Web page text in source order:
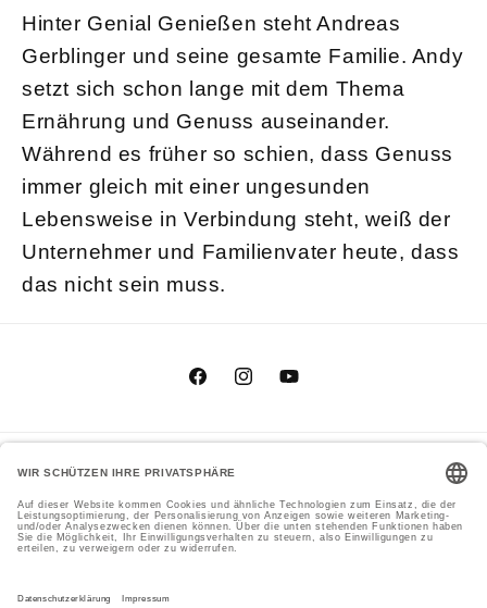
Hinter Genial Genießen steht Andreas
Gerblinger und seine gesamte Familie. Andy
setzt sich schon lange mit dem Thema
Ernährung und Genuss auseinander.
Während es früher so schien, dass Genuss
immer gleich mit einer ungesunden
Lebensweise in Verbindung steht, weiß der
Unternehmer und Familienvater heute, dass
das nicht sein muss.
FacebookInstagramYouTube
Zahlungsmethoden
© 2026, Genial Genießen GmbH